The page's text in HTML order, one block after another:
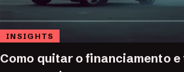
INSIGHTS
Como quitar o financiamento